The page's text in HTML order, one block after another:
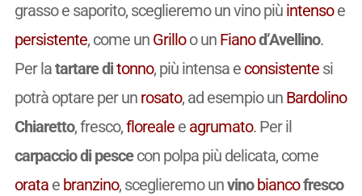
grasso e saporito, sceglieremo un vino più intensoe
persistente, come un Grilloo un Fianod’Avellino.
Per latartare ditonno, più intensa e consistentesi
potrà optare per un rosato, ad esempio un Bardolino
Chiaretto, fresco,florealee agrumato. Per il
carpaccio di pescecon polpa più delicata, come
oratae branzino, sceglieremo unvinobiancofresco